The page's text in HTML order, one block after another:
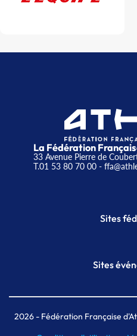
La Fédération
33 Avenue Pierre de
T.01 53 80 70 00-
Sites
Plateforme
Sites
Meeting de
MAIF
2026- Fédération Française